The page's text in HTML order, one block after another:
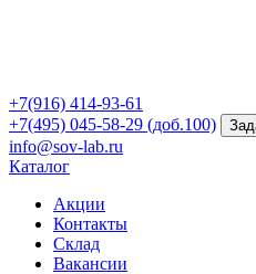
+7(916) 414-93-61
+7(495) 045-58-29 (доб.100)
info@sov-lab.ru
Каталог
Акции
Контакты
Склад
Вакансии